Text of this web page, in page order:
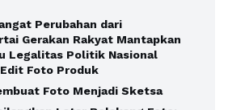
Perubahan dari
Gerakan Rakyat Mantapkan
Legalitas Politik Nasional
Foto Produk
Foto Menjadi Sketsa